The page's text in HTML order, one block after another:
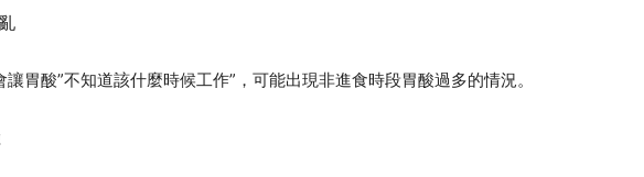
胃酸”不知道該什麼時候工作”，可能出現非進食時段胃酸過多的情況。